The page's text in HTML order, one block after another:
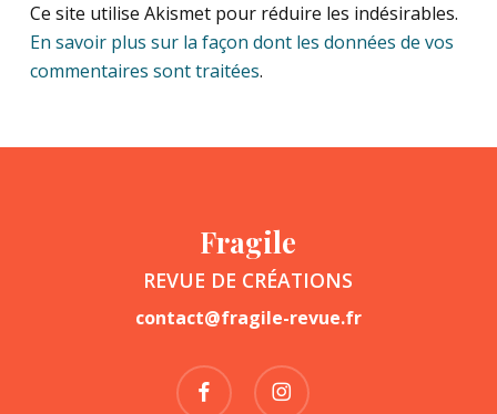
Ce site utilise Akismet pour réduire les indésirables.
En savoir plus sur la façon dont les données de vos
commentaires sont traitées.
Fragile
REVUE DE CRÉATIONS
contact@fragile-revue.fr
facebook instagram